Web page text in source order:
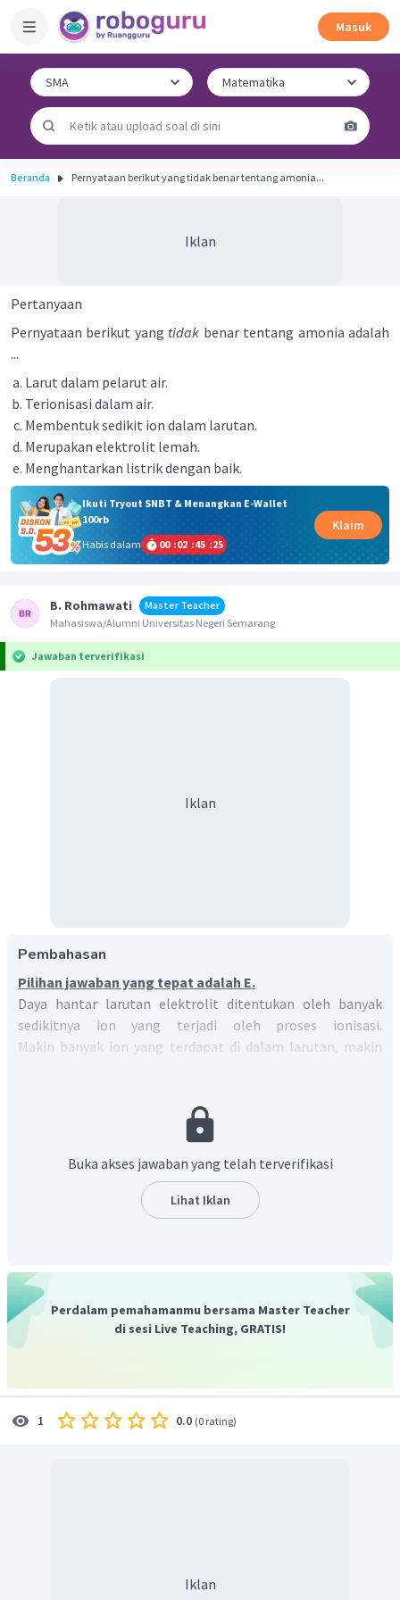
Masuk
Beranda Pernyataan berikut yang tidak benar tentang amonia...
Iklan
Pertanyaan
Pernyataan berikut yang tidak benar tentang amonia adalah
...
Larut dalam pelarut air.
Terionisasi dalam air.
Membentuk sedikit ion dalam larutan.
Merupakan elektrolit lemah.
Menghantarkan listrik dengan baik.
Ikuti Tryout SNBT & Menangkan E-Wallet
100rb
Habis dalam
00 :02 :45 :25
Klaim
B. Rohmawati
Master Teacher
Mahasiswa/Alumni Universitas Negeri Semarang
Jawaban terverifikasi
Iklan
Pembahasan
Pilihan jawaban yang tepat adalah E.
Daya hantar larutan elektrolit ditentukan oleh banyak
sedikitnya ion yang terjadi oleh proses ionisasi.
Makin banyak ion yang terdapat di dalam larutan, makin
besar sehingga daya hantar listriknya kuat. Elektrolit
lemah disebabkan karena larutan senyawa terionisasi
non-elektrolit disebabkan karena larutan senyawa tidak
terionisasi sehingga tidak dapat menghantarkan listrik.
) merupakan senyawa kovalen polar yang
listrik yang baik.
Buka akses jawaban yang telah terverifikasi
Lihat Iklan
Perdalam pemahamanmu bersama Master Teacher
di sesi Live Teaching, GRATIS!
1 0.0 (0 rating)
Iklan